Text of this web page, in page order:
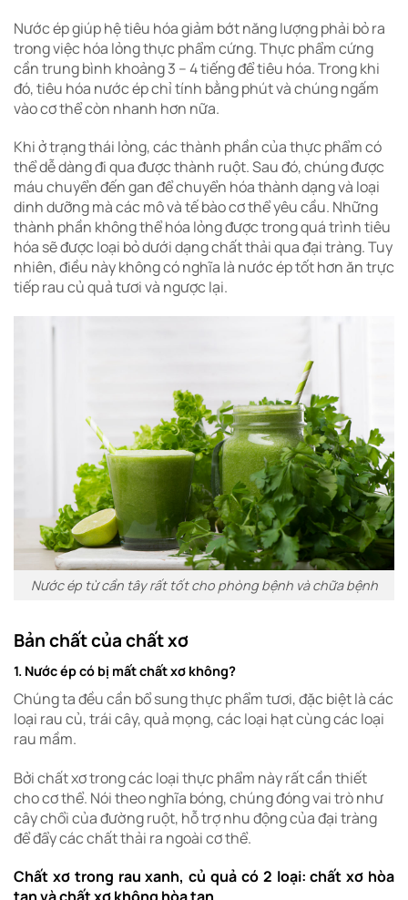
Nước ép giúp hệ tiêu hóa giảm bớt năng lượng phải bỏ ra
trong việc hóa lỏng thực phẩm cứng. Thực phẩm cứng
cần trung bình khoảng 3 – 4 tiếng để tiêu hóa. Trong khi
đó, tiêu hóa nước ép chỉ tính bằng phút và chúng ngấm
vào cơ thể còn nhanh hơn nữa.
Khi ở trạng thái lỏng, các thành phần của thực phẩm có
thể dễ dàng đi qua được thành ruột. Sau đó, chúng được
máu chuyển đến gan để chuyển hóa thành dạng và loại
dinh dưỡng mà các mô và tế bào cơ thể yêu cầu. Những
thành phần không thể hóa lỏng được trong quá trình tiêu
hóa sẽ được loại bỏ dưới dạng chất thải qua đại tràng. Tuy
nhiên, điều này không có nghĩa là nước ép tốt hơn ăn trực
tiếp rau củ quả tươi và ngược lại.
Nước ép từ cần tây rất tốt cho phòng bệnh và chữa bệnh
Bản chất của chất xơ
1. Nước ép có bị mất chất xơ không?
Chúng ta đều cần bổ sung thực phẩm tươi, đặc biệt là các
loại rau củ, trái cây, quả mọng, các loại hạt cùng các loại
rau mầm.
Bởi chất xơ trong các loại thực phẩm này rất cần thiết
cho cơ thể. Nói theo nghĩa bóng, chúng đóng vai trò như
cây chổi của đường ruột, hỗ trợ nhu động của đại tràng
để đẩy các chất thải ra ngoài cơ thể.
Chất xơ trong rau xanh, củ quả có 2 loại: chất xơ hòa